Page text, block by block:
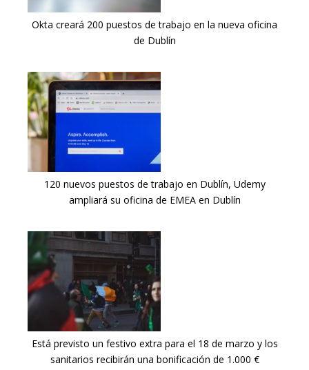
Okta creará 200 puestos de trabajo en la nueva oficina
de Dublín
120 nuevos puestos de trabajo en Dublín, Udemy
ampliará su oficina de EMEA en Dublín
Está previsto un festivo extra para el 18 de marzo y los
sanitarios recibirán una bonificación de 1.000 €